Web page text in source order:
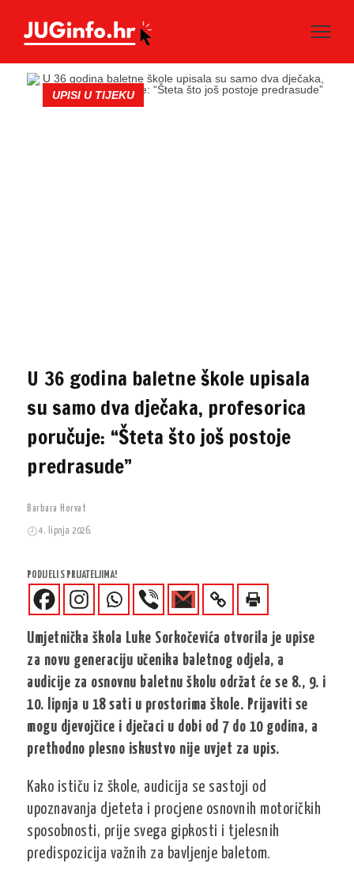
UPISI U TIJEKU
U 36 godina baletne škole upisala
su samo dva dječaka, profesorica
poručuje: “Šteta što još postoje
predrasude”
Barbara Horvat
4. lipnja 2026.
PODIJELI S PRIJATELJIMA!
Umjetnička škola Luke Sorkočevića otvorila je upise
za novu generaciju učenika baletnog odjela, a
audicije za osnovnu baletnu školu održat će se 8., 9. i
10. lipnja u 18 sati u prostorima škole. Prijaviti se
mogu djevojčice i dječaci u dobi od 7 do 10 godina, a
prethodno plesno iskustvo nije uvjet za upis.
Kako ističu iz škole, audicija se sastoji od
upoznavanja djeteta i procjene osnovnih motoričkih
sposobnosti, prije svega gipkosti i tjelesnih
predispozicija važnih za bavljenje baletom.